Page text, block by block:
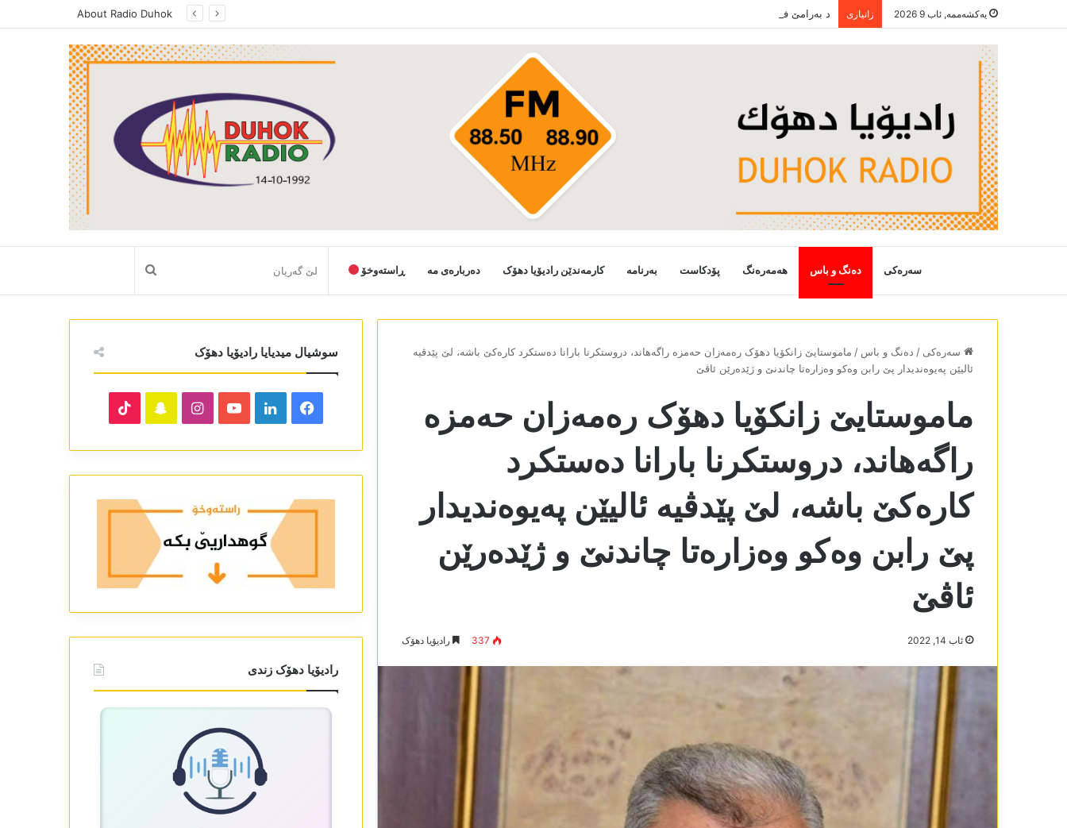
یەکشەممە, ئاب 9 2026 زانیاری About Radio Duhok
سەرەکی دەنگ و باس هەمەرەنگ پۆدکاست بەرنامە کارمەندێن رادیۆیا دھۆک دەربارەی مە ڕاستەوخۆ لێ
گەریان
سەرەکی / دەنگ و باس / ماموستایێ زانکۆیا دھۆک رەمەزان حەمزە راگەھاند، دروستکرنا بارانا دەستکرد کارەکێ باشە، لێ پێدڤیە
ئالیێن پەیوەندیدار پێ رابن وەکو وەزارەتا چاندنێ و ژێدەرێن ئاڤێ
ماموستایێ زانکۆیا دھۆک رەمەزان حەمزە
راگەھاند، دروستکرنا بارانا دەستکرد
کارەکێ باشە، لێ پێدڤیە ئالیێن پەیوەندیدار
پێ رابن وەکو وەزارەتا چاندنێ و ژێدەرێن
ئاڤێ
ئاب 14, 2022 337 رادیۆیا دھۆک
سوشیال میدیایا رادیۆیا دھۆک
Facebook
LinkedIn
YouTube
Instagram
Snapchat
رادیۆیا دھۆک زندی